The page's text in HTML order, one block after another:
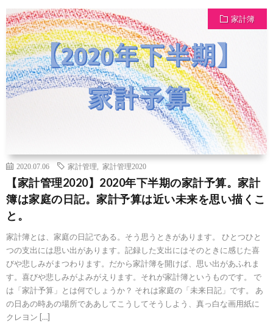
家計簿
2020.07.06 家計管理 家計管理2020
【家計管理2020】2020年下半期の家計予算。家計
簿は家庭の日記。家計予算は近い未来を思い描くこ
と。
家計簿とは、家庭の日記である。そう思うときがあります。 ひとつひと
つの支出には思い出があります。記録した支出にはそのときに感じた喜
びや悲しみがまつわります。だから家計簿を開けば、思い出があふれま
す。喜びや悲しみがよみがえります。それが家計簿というものです。 で
は「家計予算」とは何でしょうか？ それは家庭の「未来日記」です。 あ
の日あの時あの場所でああしてこうしてそうしよう、真っ白な画用紙に
クレヨン […]